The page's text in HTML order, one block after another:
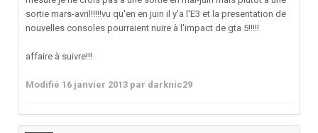
sortie mars-avril!!!!!vu qu'en en juin il y'a l'E3 et la presentation de
nouvelles consoles pourraient nuire à l'impact de gta 5!!!!!
affaire à suivre!!!
Modifié 16 janvier 2013 par darknic29